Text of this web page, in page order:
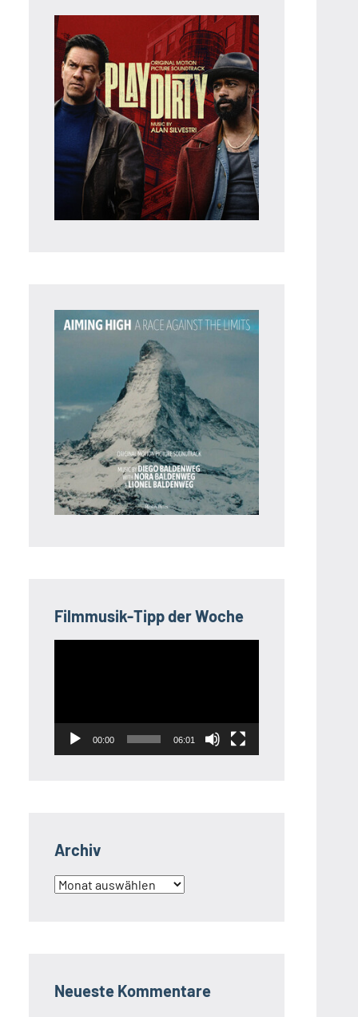
Filmmusik-Tipp der Woche
00:00 06:01
Archiv
Archiv
Neueste Kommentare